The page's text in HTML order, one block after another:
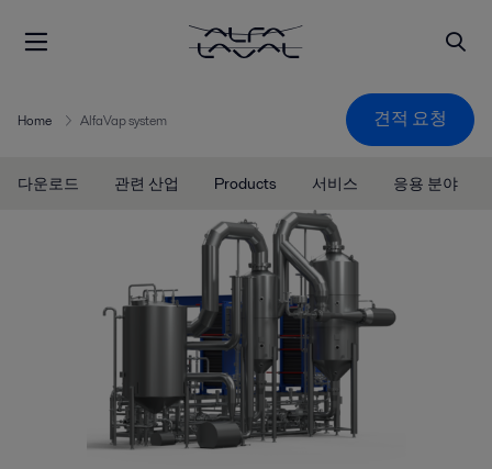
Home AlfaVap system 견적 요청
다운로드 관련 산업 Products 서비스 응용 분야